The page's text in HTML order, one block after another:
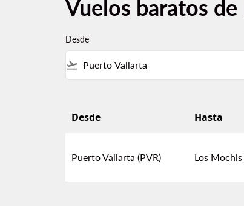
Vuelos baratos
Desde
flight_takeoff
Desde Hasta
Puerto Vallarta (PVR) Los